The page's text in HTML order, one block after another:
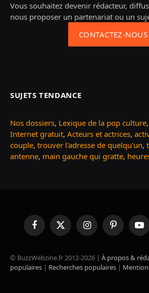
Vous souhaitez devenir rédacteur,
nous proposer un partenariat ou un
CONTACTEZ-NOUS
SUJETS TENDANCE
Nos dossiers, Lexique de la pop culture,
Internet gratuit, Acteurs et actrices,
couple, trouver l'adresse de quelqu'un,
antenne, main gauche qui gratte,
FacebookX
(Twitter)
InstagramPinterest
© BuzzWebzine.fr 2012-2026 | À propos &
populaires | Recherches populaires |